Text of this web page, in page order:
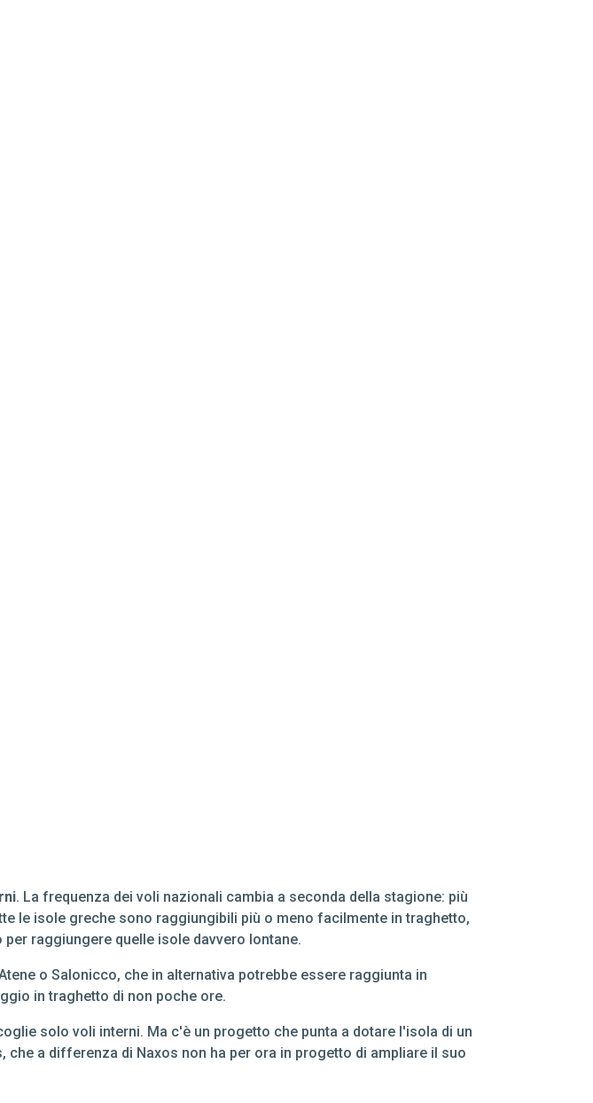
. La frequenza dei voli nazionali cambia a seconda della stagione: più
le isole greche sono raggiungibili più o meno facilmente in traghetto,
raggiungere quelle isole davvero lontane.
o Salonicco, che in alternativa potrebbe essere raggiunta in
in traghetto di non poche ore.
solo voli interni. Ma c'è un progetto che punta a dotare l'isola di un
che a differenza di Naxos non ha per ora in progetto di ampliare il suo